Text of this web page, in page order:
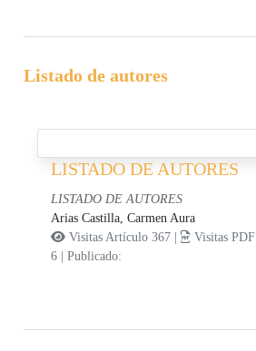
Listado de autores
LISTADO DE AUTORES
LISTADO DE AUTORES
Arias Castilla, Carmen Aura
Visitas Artículo 367 |
Visitas PDF
6
|Publicado: